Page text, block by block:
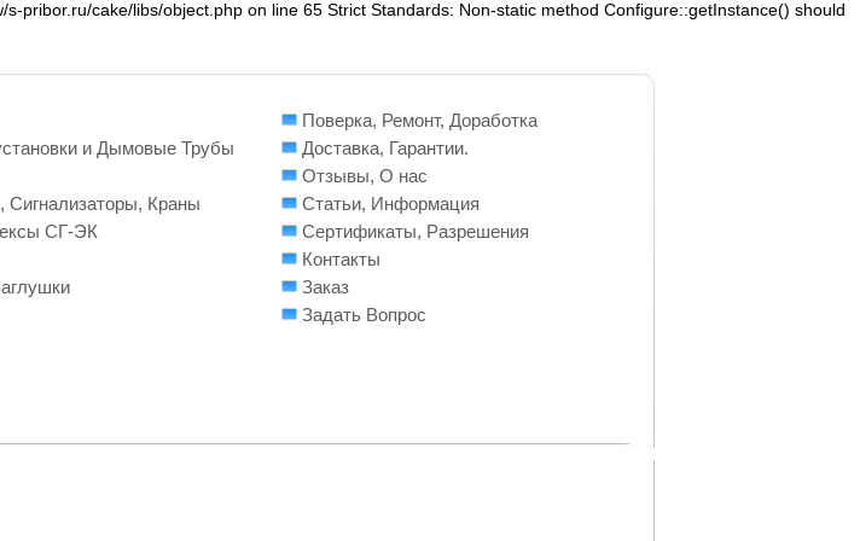
pribor.ru/cake/libs/object.php on line 65 Strict Standards: Non-static method Configure::getInstance() should
и Дымовые Трубы
Сигнализаторы, Краны
СГ-ЭК
Поверка, Ремонт, Доработка
Доставка, Гарантии.
Отзывы, О нас
Статьи, Информация
Сертификаты, Разрешения
Контакты
Заказ
Задать Вопрос